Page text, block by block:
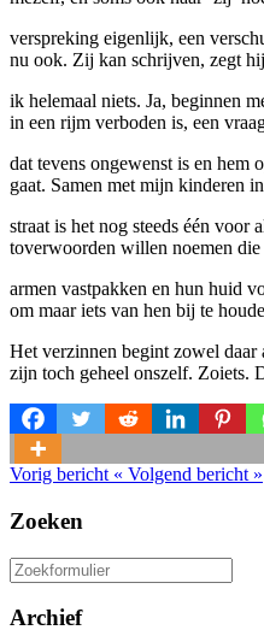
verspreking eigenlijk, een
nu ook. Zij kan schrijven, zegt
ik helemaal niets. Ja, beginnen
in een rijm verboden is, een
dat tevens ongewenst is en hem
gaat. Samen met mijn kinderen
straat is het nog steeds één voor
toverwoorden willen noemen die
armen vastpakken en hun huid
om maar iets van hen bij te
Het verzinnen begint zowel daar
zijn toch geheel onszelf. Zoiets.
Vorig bericht « Volgend bericht »
Zoeken
Zoeken
naar:
Archief